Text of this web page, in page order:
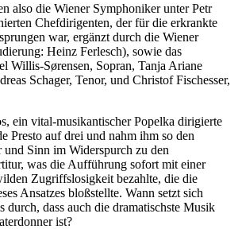
also die Wiener Symphoniker unter Petr
Chefdirigenten, der für die erkrankte
war, ergänzt durch die Wiener
Heinz Ferlesch), sowie das
Willis-Sørensen, Sopran, Tanja Ariane
Schager, Tenor, und Christof Fischesser,
ein vital-musikantischer Popelka dirigierte
Presto auf drei und nahm ihm so den
und Sinn im Widerspurch zu den
was die Aufführung sofort mit einer
Zugriffslosigkeit bezahlte, die die
Ansatzes bloßstellte. Wann setzt sich
durch, dass auch die dramatischste Musik
ist?